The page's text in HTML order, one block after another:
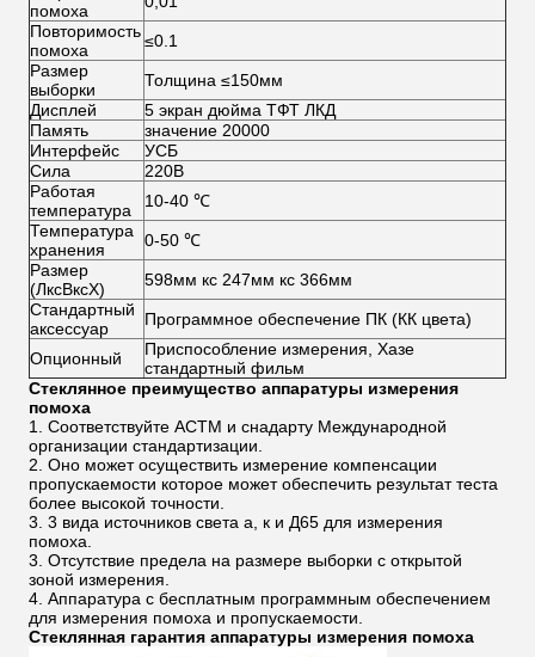
помоха
Повторимость
помоха
≤0.1
Размер
выборки
Толщина ≤150мм
Дисплей
5 экран дюйма ТФТ ЛКД
Память
значение 20000
Интерфейс
УСБ
Сила
220В
Работая
температура
10-40 ℃
Температура
хранения
0-50 ℃
Размер
(ЛксВксХ)
598мм кс 247мм кс 366мм
Стандартный
аксессуар
Программное обеспечение ПК (КК цвета)
Опционный
Приспособление измерения, Хазе
стандартный фильм
Стеклянное преимущество аппаратуры измерения
помоха
1. Соответствуйте АСТМ и снадарту Международной
организации стандартизации.
2. Оно может осуществить измерение компенсации
пропускаемости которое может обеспечить результат теста
более высокой точности.
3. 3 вида источников света а, к и Д65 для измерения
помоха.
3. Отсутствие предела на размере выборки с открытой
зоной измерения.
4. Аппаратура с бесплатным программным обеспечением
для измерения помоха и пропускаемости.
Стеклянная гарантия аппаратуры измерения помоха